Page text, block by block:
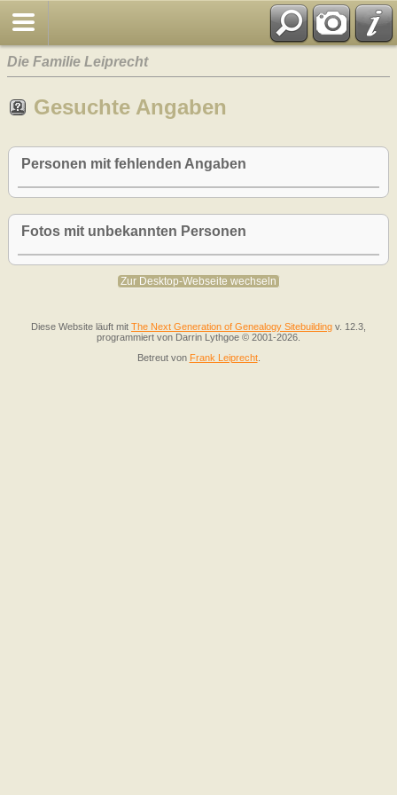
Die Familie Leiprecht
Gesuchte Angaben
Personen mit fehlenden Angaben
Fotos mit unbekannten Personen
Zur Desktop-Webseite wechseln
Diese Website läuft mit The Next Generation of Genealogy Sitebuilding v. 12.3,
programmiert von Darrin Lythgoe © 2001-2026.
Betreut von Frank Leiprecht.